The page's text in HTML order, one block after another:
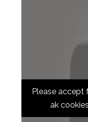
Please accept
ak